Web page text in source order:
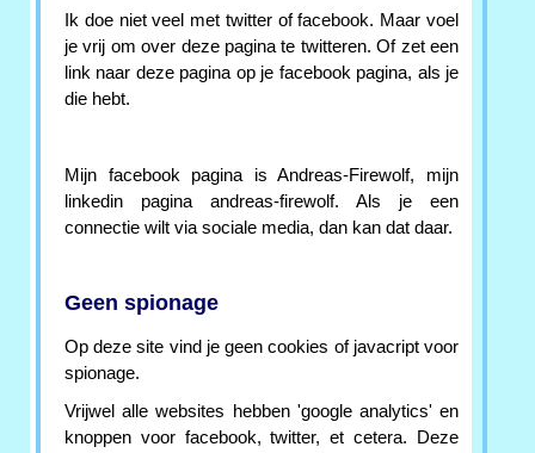
Ik doe niet veel met twitter of facebook. Maar voel
je vrij om over deze pagina te twitteren. Of zet een
link naar deze pagina op je facebook pagina, als je
die hebt.
Mijn facebook pagina is Andreas-Firewolf, mijn
linkedin pagina andreas-firewolf. Als je een
connectie wilt via sociale media, dan kan dat daar.
Geen spionage
Op deze site vind je geen cookies of javacript voor
spionage.
Vrijwel alle websites hebben 'google analytics' en
knoppen voor facebook, twitter, et cetera. Deze